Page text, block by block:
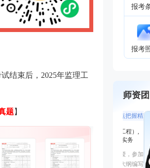
结束后，2025年监理工
题】
报考
报考
师资
免